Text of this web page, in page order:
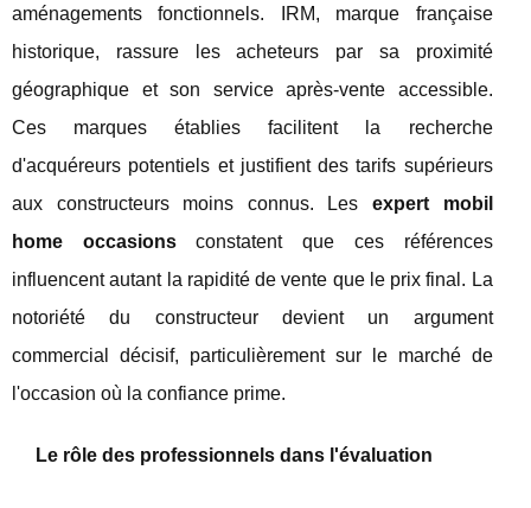
aménagements fonctionnels. IRM, marque française
historique, rassure les acheteurs par sa proximité
géographique et son service après-vente accessible.
Ces marques établies facilitent la recherche
d'acquéreurs potentiels et justifient des tarifs supérieurs
aux constructeurs moins connus. Les expert mobil
home occasionsconstatent que ces références
influencent autant la rapidité de vente que le prix final. La
notoriété du constructeur devient un argument
commercial décisif, particulièrement sur le marché de
l'occasion où la confiance prime.
Le rôle des professionnels dans l'évaluation